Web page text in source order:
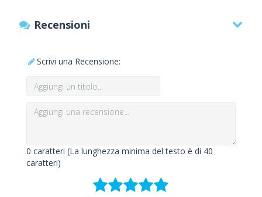
Recensioni
Scrivi una Recensione:
0 caratteri (La lunghezza minima del testo è di 40
caratteri)